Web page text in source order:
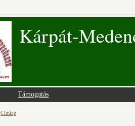
Kárpát-
Támogatás
Jelenlegi hely
Címlap